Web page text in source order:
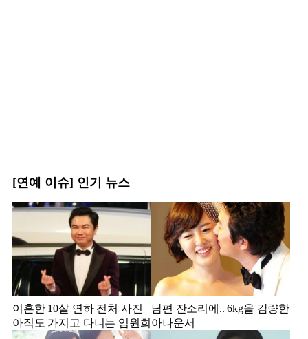
[연예 이슈] 인기 뉴스
이혼한 10살 연하 전처 사진
아직도 가지고 다니는 임원희
남편 잔소리에.. 6kg을 감량한
아나운서